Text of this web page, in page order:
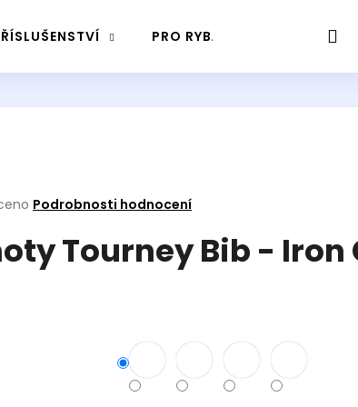
PRO RYBÁŘE
Podrobnosti hodnocení
Tourney Bib - Iron